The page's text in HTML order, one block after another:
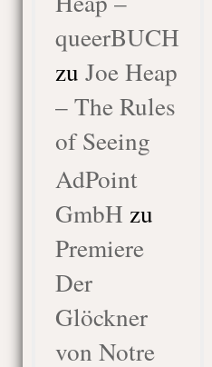
queerBUCH
zu Joe Heap
– The Rules
of Seeing
AdPoint
GmbH zu
Premiere
Der
Glöckner
von Notre